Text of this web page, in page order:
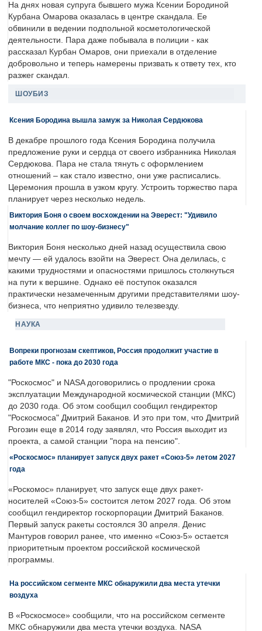
На днях новая супруга бывшего мужа Ксении Бородиной
Курбана Омарова оказалась в центре скандала. Ее
обвинили в ведении подпольной косметологической
деятельности. Пара даже побывала в полиции - как
рассказал Курбан Омаров, они приехали в отделение
добровольно и теперь намерены призвать к ответу тех, кто
разжег скандал.
ШОУБИЗ
Ксения Бородина вышла замуж за Николая Сердюкова
В декабре прошлого года Ксения Бородина получила
предложение руки и сердца от своего избранника Николая
Сердюкова. Пара не стала тянуть с оформлением
отношений – как стало известно, они уже расписались.
Церемония прошла в узком кругу. Устроить торжество пара
планирует через несколько недель.
Виктория Боня о своем восхождении на Эверест: "Удивило
молчание коллег по шоу-бизнесу"
Виктория Боня несколько дней назад осуществила свою
мечту — ей удалось взойти на Эверест. Она делилась, с
какими трудностями и опасностями пришлось столкнуться
на пути к вершине. Однако её поступок оказался
практически незамеченным другими представителями шоу-
бизнеса, что неприятно удивило телезвезду.
НАУКА
Вопреки прогнозам скептиков, Россия продолжит участие в
работе МКС - пока до 2030 года
"Роскосмос" и NASA договорились о продлении срока
эксплуатации Международной космической станции (МКС)
до 2030 года. Об этом сообщил сообщил гендиректор
"Роскосмоса" Дмитрий Баканов. И это при том, что Дмитрий
Рогозин еще в 2014 году заявлял, что Россия выходит из
проекта, а самой станции "пора на пенсию".
«Роскосмос» планирует запуск двух ракет «Союз-5» летом 2027
года
«Роскомос» планирует, что запуск еще двух ракет-
носителей «Союз-5» состоится летом 2027 года. Об этом
сообщил гендиректор госкорпорации Дмитрий Баканов.
Первый запуск ракеты состоялся 30 апреля. Денис
Мантуров говорил ранее, что именно «Союз-5» остается
приоритетным проектом российской космической
программы.
На российском сегменте МКС обнаружили два места утечки
воздуха
В «Роскосмосе» сообщили, что на российском сегменте
МКС обнаружили два места утечки воздуха. NASA